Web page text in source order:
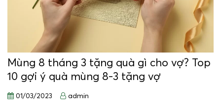
Mùng 8 tháng 3 tặng quà gì cho vợ? Top
10 gợi ý quà mùng 8-3 tặng vợ
01/03/2023 admin